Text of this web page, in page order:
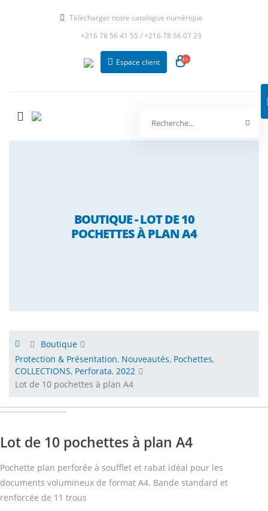
Télécharger notre catalogue numérique
+216 78 56 41 55 /+216 78 56 07 23
Espace client
BOUTIQUE - LOT DE 10
POCHETTES À PLAN A4
Boutique
Protection & Présentation, Nouveautés, Pochettes,
COLLECTIONS, Perforata, 2022
Lot de 10 pochettes à plan A4
Lot de 10 pochettes à plan A4
Pochette plan perforée à soufflet et rabat idéal pour les
documents volumineux de format A4. Bande standard et
renforcée de 11 trous